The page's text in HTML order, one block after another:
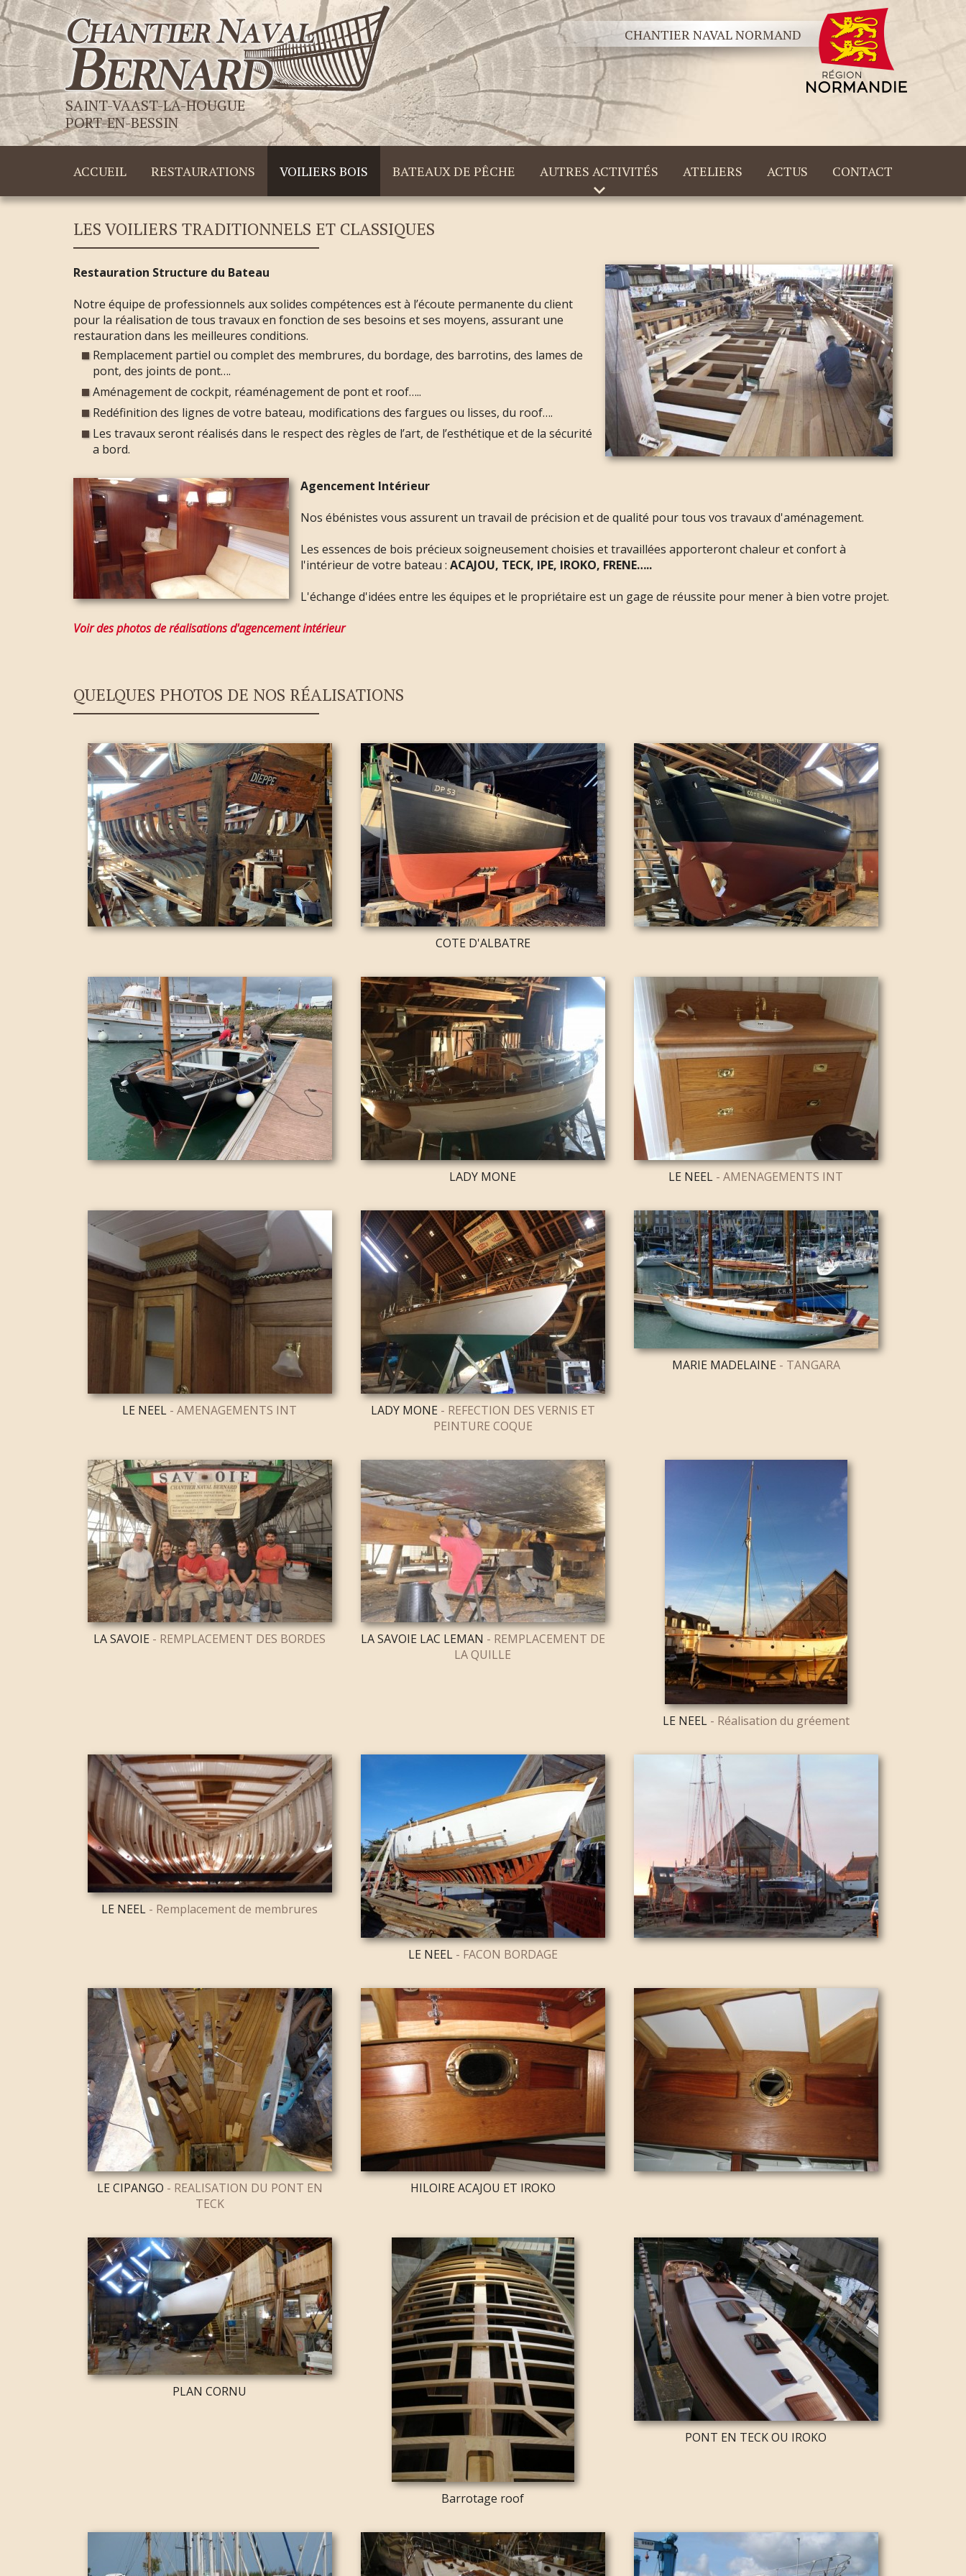
SAINT-VAAST-LA-HOUGUE
PORT-EN-BESSIN
CHANTIER NAVAL NORMAND
ACCUEIL RESTAURATIONS VOILIERS BOIS BATEAUX DE PÊCHE AUTRES ACTIVITÉS ATELIERS ACTUS CONTACT
LES VOILIERS TRADITIONNELS ET CLASSIQUES
Restauration Structure du Bateau
Notre équipe de professionnels aux solides compétences est à l’écoute permanente du client
pour la réalisation de tous travaux en fonction de ses besoins et ses moyens, assurant une
restauration dans les meilleures conditions.
Remplacement partiel ou complet des membrures, du bordage, des barrotins, des lames de
pont, des joints de pont….
Aménagement de cockpit, réaménagement de pont et roof…..
Redéfinition des lignes de votre bateau, modifications des fargues ou lisses, du roof….
Les travaux seront réalisés dans le respect des règles de l’art, de l’esthétique et de la sécurité
a bord.
Agencement Intérieur
Nos ébénistes vous assurent un travail de précision et de qualité pour tous vos travaux d'aménagement.
Les essences de bois précieux soigneusement choisies et travaillées apporteront chaleur et confort à
l'intérieur de votre bateau : ACAJOU, TECK, IPE, IROKO, FRENE…..
L'échange d'idées entre les équipes et le propriétaire est un gage de réussite pour mener à bien votre projet.
Voir des photos de réalisations d'agencement intérieur
QUELQUES PHOTOS DE NOS RÉALISATIONS
COTE D'ALBATRE
LADY MONE LE NEEL - AMENAGEMENTS INT
LE NEEL - AMENAGEMENTS INT LADY MONE- REFECTION DES VERNIS ET
PEINTURE COQUE
MARIE MADELAINE - TANGARA
LA SAVOIE - REMPLACEMENT DES BORDES LA SAVOIE LAC LEMAN - REMPLACEMENT DE
LA QUILLE
LE NEEL- Réalisation du gréement
LE NEEL - Remplacement de membrures
LE NEEL - FACON BORDAGE
LE CIPANGO - REALISATION DU PONT EN
TECK
HILOIRE ACAJOU ET IROKO
PLAN CORNU
Barrotage roof
PONT EN TECK OU IROKO